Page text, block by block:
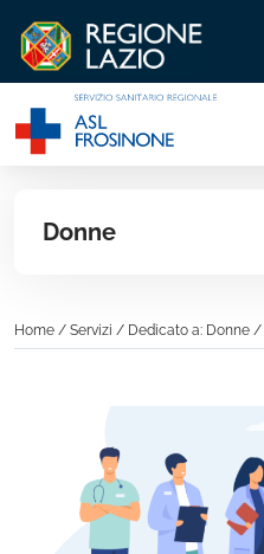
Donne
Home / Servizi / Dedicato a: Donne /